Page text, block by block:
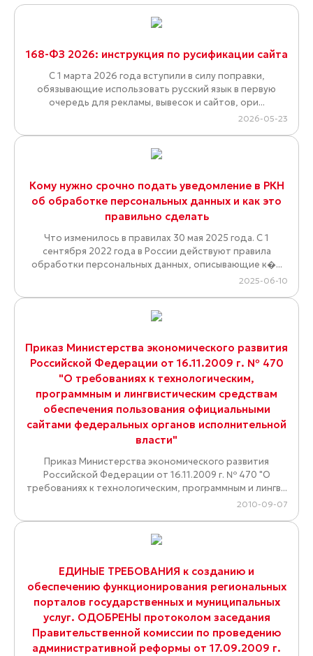
168-ФЗ 2026: инструкция по русификации сайта
С 1 марта 2026 года вступили в силу поправки,
обязывающие использовать русский язык в первую
очередь для рекламы, вывесок и сайтов, ори...
2026-05-23
Кому нужно срочно подать уведомление в РКН
об обработке персональных данных и как это
правильно сделать
Что изменилось в правилах 30 мая 2025 года. С 1
сентября 2022 года в России действуют правила
обработки персональных данных, описывающие к�...
2025-06-10
Приказ Министерства экономического развития
Российской Федерации от 16.11.2009 г. № 470
"О требованиях к технологическим,
программным и лингвистическим средствам
обеспечения пользования официальными
сайтами федеральных органов исполнительной
власти"
Приказ Министерства экономического развития
Российской Федерации от 16.11.2009 г. № 470 "О
требованиях к технологическим, программным и лингв...
2010-09-07
ЕДИНЫЕ ТРЕБОВАНИЯ к созданию и
обеспечению функционирования региональных
порталов государственных и муниципальных
услуг. ОДОБРЕНЫ протоколом заседания
Правительственной комиссии по проведению
административной реформы от 17.09.2009 г.